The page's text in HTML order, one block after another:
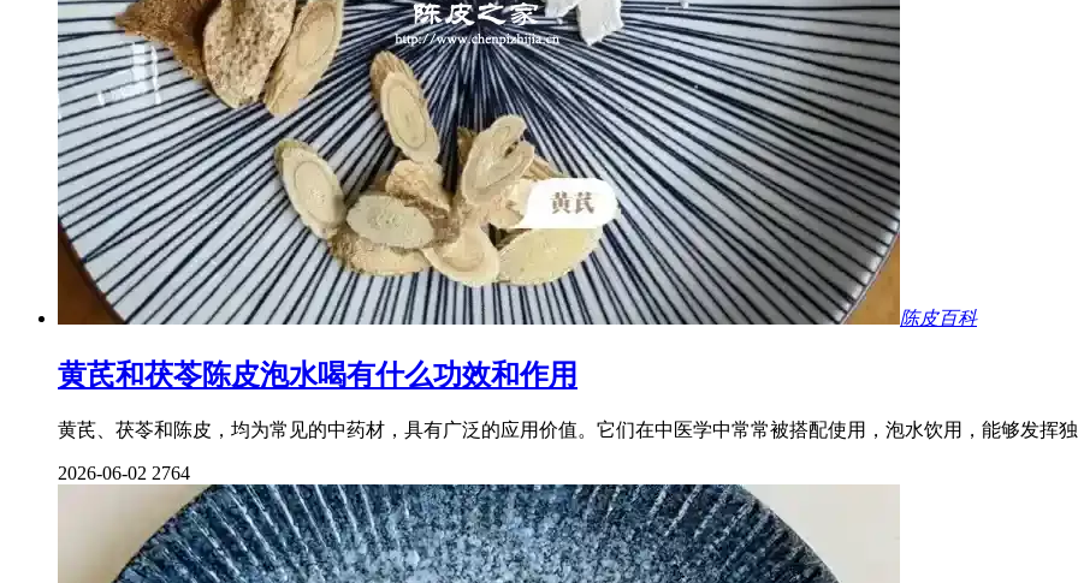
陈皮百科
黄芪和茯苓陈皮泡水喝有什么功效和作用
黄芪、茯苓和陈皮，均为常见的中药材，具有广泛的应用价值。它们在中医学中常常被搭配使用，泡水饮用，能够发挥
2026-06-02 2764